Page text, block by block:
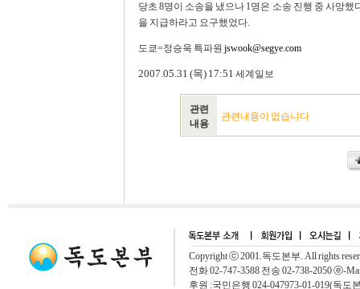
당초 8명이 소송을 냈으나 1명은 소송 진행 중 사망
을 지급하라고 요구했었다.
도쿄=정승욱 특파원 jswook@segye.com
2007.05.31 (목) 17:51 세계일보
관련
내용
관련내용이 없습니다
Copyright ⓒ 2001.독도본부. All rights
전화 02-747-3588 전송 02-738-2050 ⓔ-
후원 :국민은행 024-047973-01-019(독도